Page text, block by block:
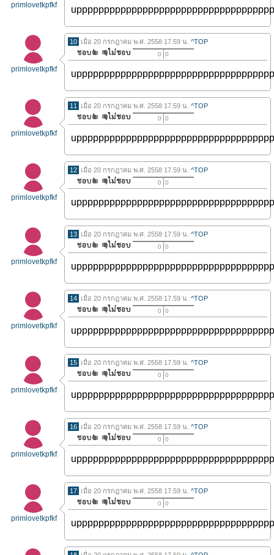
primlovetkpfkf
primlovetkpfkf
10 เมื่อ 20 กรกฎาคม พ.ศ. 2558 17.59 น. ^TOP
0 0
primlovetkpfkf
11 เมื่อ 20 กรกฎาคม พ.ศ. 2558 17.59 น. ^TOP
0 0
primlovetkpfkf
12 เมื่อ 20 กรกฎาคม พ.ศ. 2558 17.59 น. ^TOP
0 0
primlovetkpfkf
13 เมื่อ 20 กรกฎาคม พ.ศ. 2558 17.59 น. ^TOP
0 0
primlovetkpfkf
14 เมื่อ 20 กรกฎาคม พ.ศ. 2558 17.59 น. ^TOP
0 0
primlovetkpfkf
15 เมื่อ 20 กรกฎาคม พ.ศ. 2558 17.59 น. ^TOP
0 0
primlovetkpfkf
16 เมื่อ 20 กรกฎาคม พ.ศ. 2558 17.59 น. ^TOP
0 0
primlovetkpfkf
17 เมื่อ 20 กรกฎาคม พ.ศ. 2558 17.59 น. ^TOP
0 0